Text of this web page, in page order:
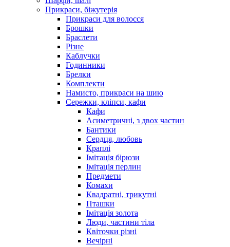
Прикраси, біжутерія
Прикраси для волосся
Брошки
Браслети
Різне
Каблучки
Годинники
Брелки
Комплекти
Намисто, прикраси на шию
Сережки, кліпси, кафи
Кафи
Асиметричні, з двох частин
Бантики
Сердця, любовь
Краплі
Імітація бірюзи
Імітація перлин
Предмети
Комахи
Квадратні, трикутні
Пташки
Імітація золота
Люди, частини тіла
Квіточки різні
Вечірні